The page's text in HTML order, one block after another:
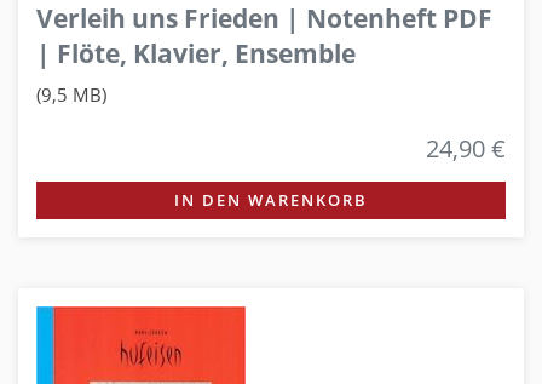
Verleih uns Frieden | Notenheft PDF
| Flöte, Klavier, Ensemble
(9,5 MB)
24,90 €
IN DEN WARENKORB